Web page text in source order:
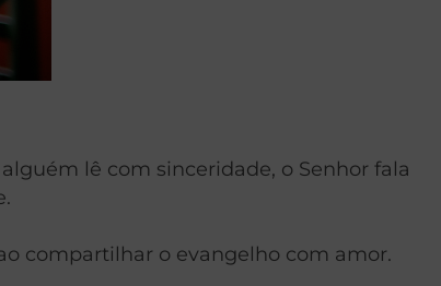
lê com sinceridade, o Senhor fala
compartilhar o evangelho com amor.